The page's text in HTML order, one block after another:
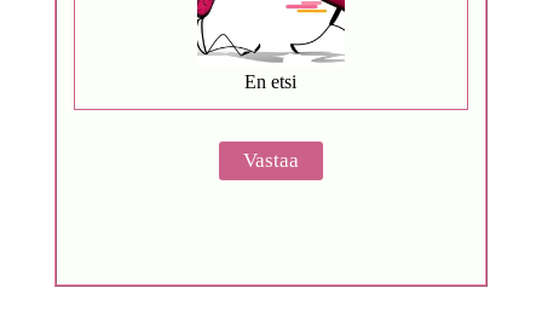
En etsi